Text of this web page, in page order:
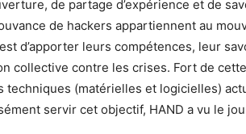
de partage d’expérience et de
de hackers appartiennent au
d’apporter leurs compétences, leur
collective contre les crises. Fort de
techniques (matérielles et logicielles)
servir cet objectif, HAND a vu le